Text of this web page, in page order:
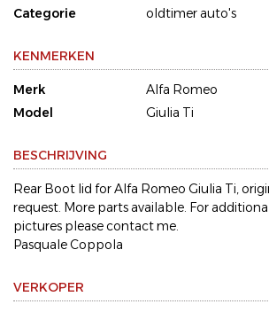
Categorie
oldtimer auto's
KENMERKEN
Merk
Alfa Romeo
Model
Giulia Ti
BESCHRIJVING
Rear Boot lid for Alfa Romeo Giulia Ti,
request. More parts available. For
pictures please contact me.
Pasquale Coppola
VERKOPER